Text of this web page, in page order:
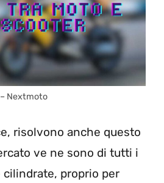
Nextmoto
risolvono anche questo
ve ne sono di tutti i
proprio per